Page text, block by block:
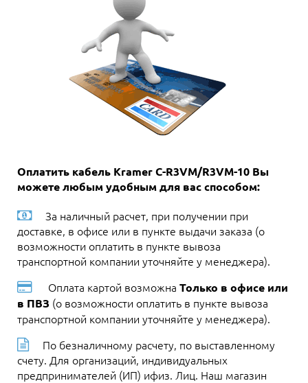
Оплатить кабель Kramer C-R3VM/R3VM-10 Вы
можете любым удобным для вас способом:
За наличный расчет, при получении при
доставке, в офисе или в пункте выдачи заказа (о
возможности оплатить в пункте вывоза
транспортной компании уточняйте у менеджера).
Оплата картой возможна Только в офисе или
в ПВЗ (о возможности оплатить в пункте вывоза
транспортной компании уточняйте у менеджера).
По безналичному расчету, по выставленному
счету. Для организаций, индивидуальных
предпринимателей (ИП) ифиз. Лиц. Наш магазин